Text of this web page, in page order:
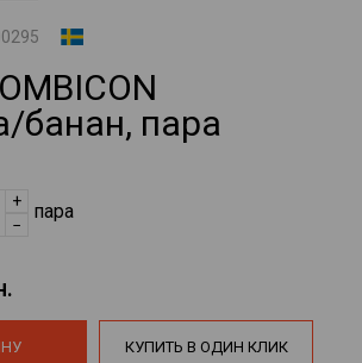
банан, пара
−
+ пара
КУПИТЬ В ОДИН КЛИК